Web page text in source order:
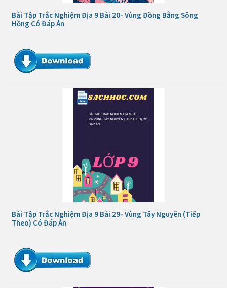
Bài Tập Trắc Nghiệm Địa 9 Bài 20- Vùng Đồng Bằng Sông
Hồng Có Đáp Án
Bài Tập Trắc Nghiệm Địa 9 Bài 29- Vùng Tây Nguyên (Tiếp
Theo) Có Đáp Án